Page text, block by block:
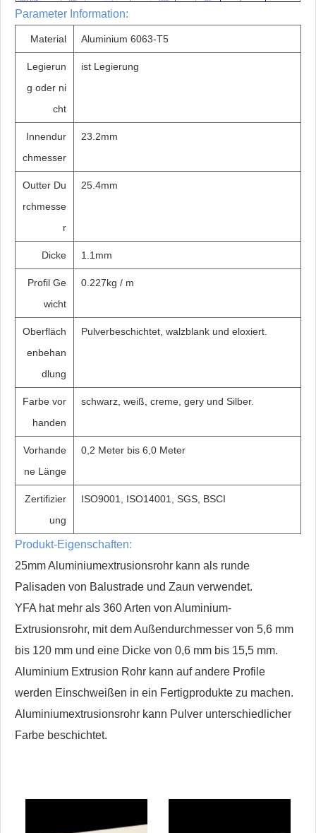
Parameter Information:
Material Aluminium 6063-T5
Legierun
g oder ni
cht
ist Legierung
Innendur
chmesser
23.2mm
Outter Du
rchmesse
r
25.4mm
Dicke 1.1mm
Profil Ge
wicht
0.227kg / m
Oberfläch
enbehan
dlung
Pulverbeschichtet, walzblank und eloxiert.
Farbe vor
handen
schwarz, weiß, creme, gery und Silber.
Vorhande
ne Länge
0,2 Meter bis 6,0 Meter
Zertifizier
ung
ISO9001, ISO14001, SGS, BSCI
Produkt-Eigenschaften:
25mm Aluminiumextrusionsrohr kann als runde
Palisaden von Balustrade und Zaun verwendet.
YFA hat mehr als 360 Arten von Aluminium-
Extrusionsrohr, mit dem Außendurchmesser von 5,6 mm
bis 120 mm und eine Dicke von 0,6 mm bis 15,5 mm.
Aluminium Extrusion Rohr kann auf andere Profile
werden Einschweißen in ein Fertigprodukte zu machen.
Aluminiumextrusionsrohr kann Pulver unterschiedlicher
Farbe beschichtet.